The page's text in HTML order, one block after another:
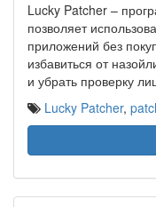
Lucky Patcher –
позволяет
приложений без
избавиться от
и убрать проверку
Lucky Patcher,